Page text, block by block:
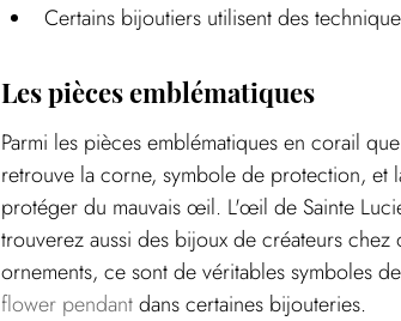
Certains bijoutiers utilisent des
Les pièces emblématiques
Parmi les pièces emblématiques en corail
retrouve la corne, symbole de protection, et
protéger du mauvais œil. L'œil de Sainte
trouverez aussi des bijoux de créateurs
ornements, ce sont de véritables symboles
flower pendant dans certaines bijouteries.